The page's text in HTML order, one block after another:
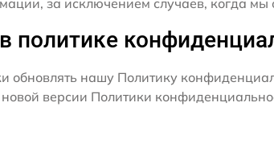
за исключением случаев, когда мы
политике
нашу Политику
версии Политики